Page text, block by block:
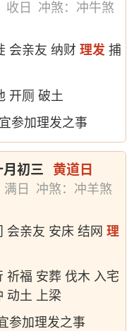
收日
冲煞：冲牛煞
会亲友 纳财理发 捕
开厕 破土
参加理发之事
初三 黄道日
满日
冲煞：冲羊煞
会亲友 安床 结网理
祈福 安葬 伐木 入宅
动土 上梁
参加理发之事